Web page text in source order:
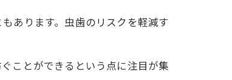
あります。虫歯のリスクを軽減す
ことができるという点に注目が集